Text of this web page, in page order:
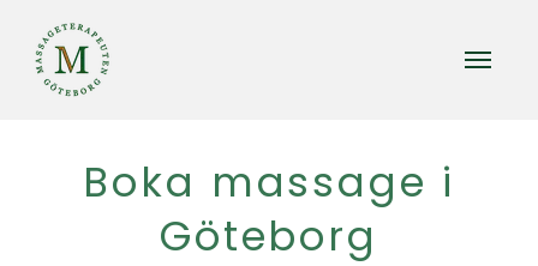
Boka massage i
Göteborg